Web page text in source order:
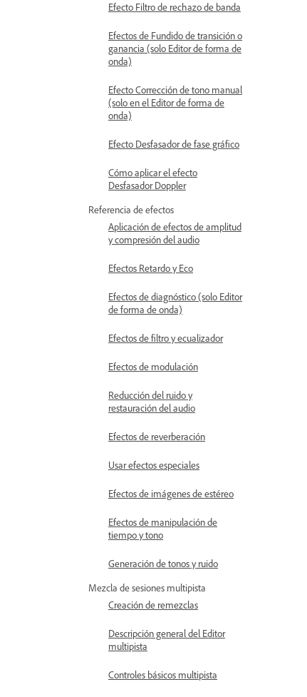
Efecto Filtro de rechazo de banda
Efectos de Fundido de transición o
ganancia (solo Editor de forma de
onda)
Efecto Corrección de tono manual
(solo en el Editor de forma de
onda)
Efecto Desfasador de fase gráfico
Cómo aplicar el efecto
Desfasador Doppler
Referencia de efectos
Aplicación de efectos de amplitud
y compresión del audio
Efectos Retardo y Eco
Efectos de diagnóstico (solo Editor
de forma de onda)
Efectos de filtro y ecualizador
Efectos de modulación
Reducción del ruido y
restauración del audio
Efectos de reverberación
Usar efectos especiales
Efectos de imágenes de estéreo
Efectos de manipulación de
tiempo y tono
Generación de tonos y ruido
Mezcla de sesiones multipista
Creación de remezclas
Descripción general del Editor
multipista
Controles básicos multipista